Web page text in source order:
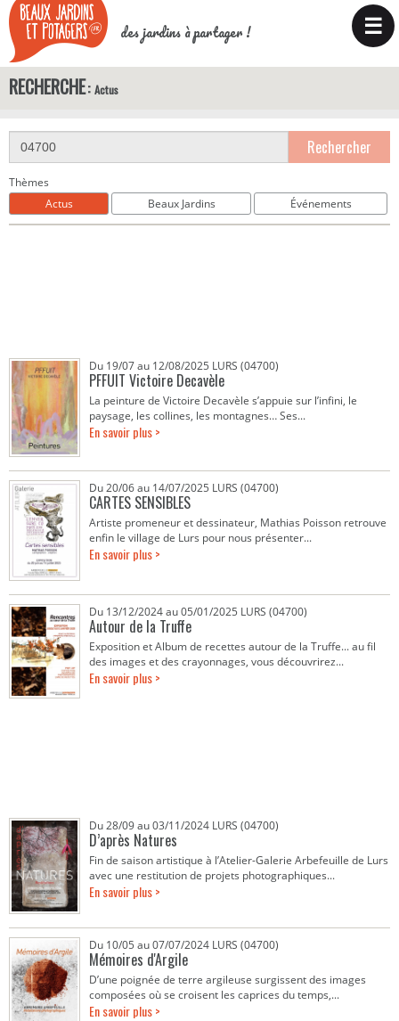
des jardins à partager ! ☰
RECHERCHE Actus
Rechercher
Thèmes
Actus
Beaux Jardins Événements
Du 19/07 au 12/08/2025 LURS (04700)
PFFUIT Victoire Decavèle
La peinture de Victoire Decavèle s’appuie sur l’infini, le
paysage, les collines, les montagnes… Ses...
En savoir plus >
Du 20/06 au 14/07/2025 LURS (04700)
CARTES SENSIBLES
Artiste promeneur et dessinateur, Mathias Poisson retrouve
enfin le village de Lurs pour nous présenter...
En savoir plus >
Du 13/12/2024 au 05/01/2025 LURS (04700)
Autour de la Truffe
Exposition et Album de recettes autour de la Truffe... au fil
des images et des crayonnages, vous découvrirez...
En savoir plus >
Du 28/09 au 03/11/2024 LURS (04700)
D’après Natures
Fin de saison artistique à l’Atelier-Galerie Arbefeuille de Lurs
avec une restitution de projets photographiques...
En savoir plus >
Du 10/05 au 07/07/2024 LURS (04700)
Mémoires d'Argile
D’une poignée de terre argileuse surgissent des images
composées où se croisent les caprices du temps,...
En savoir plus >